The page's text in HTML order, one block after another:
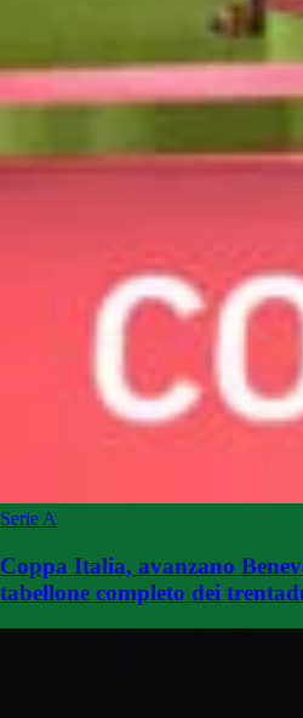
Serie A
Coppa Italia, avanzano
tabellone completo dei